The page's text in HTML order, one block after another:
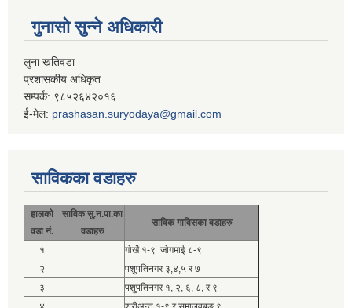
गुनासो सुन्ने अधिकारी
लुना खतिवडा
प्रशासकीय अधिकृत
सम्पर्क: ९८५२६४२०१६
ई-मेल: prashasan.suryodaya@gmail.com
साविकका वडाहरु
हालको
वडा नं.
साविक सु.न.पा.का
वडाहरु
साविक गाविसका वडाहरु
१
गोर्खे १-९ जोगमाई ८-९
२
पशुपतिनगर ३,४,५ र ७
३
पशुपतिनगर १, २, ६, ८, र ९